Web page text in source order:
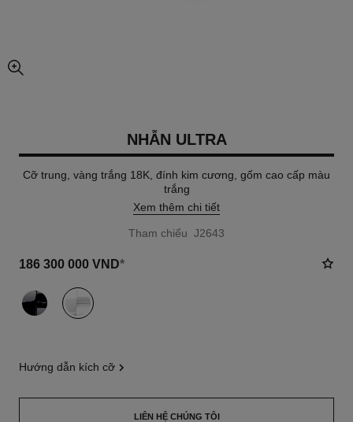
chế độ xem hình ảnh mở rộng
NHẪN ULTRA
Cỡ trung, vàng trắng 18K, đính kim cương, gốm cao cấp màu
trắng
Xem thêm chi tiết
Tham chiếu J2643
186 300 000 VND*
khác(2)
hướng dẫn kích cỡ
LIÊN HỆ CHÚNG TÔI